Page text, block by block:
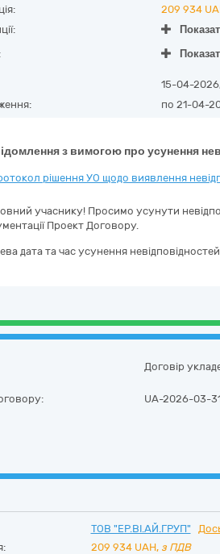
209 934
15-04-
по 21-04-
з вимогою про усунення
рішення УО щодо виявлення
учаснику! Просимо усунути
Проект Договору.
дата та час усунення
Договір
UA-2026-03-
ТОВ "ЕР.ВІ.АЙ.ГРУП"
209 934 UAH, з ПДВ